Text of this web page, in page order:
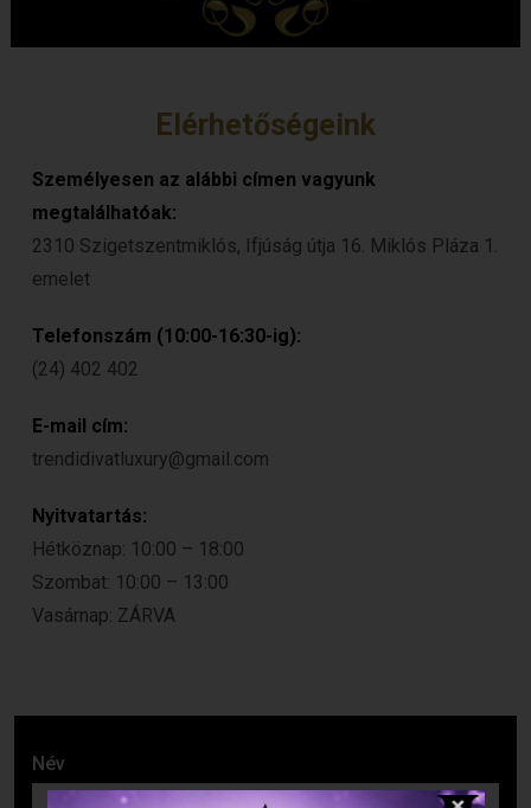
Név
Elérhetőségeink
Személyesen az alábbi címen vagyunk
megtalálhatóak:
2310 Szigetszentmiklós, Ifjúság útja 16. Miklós Pláza 1.
emelet
Telefonszám (10:00-16:30-ig):
(24) 402 402
E-mail cím:
trendidivatluxury@gmail.com
Nyitvatartás:
Hétköznap: 10:00 – 18:00
Szombat: 10:00 – 13:00
Vasárnap: ZÁRVA